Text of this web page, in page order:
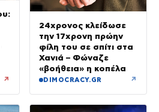
↗
24χρονος κλείδωσε
την 17χρονη πρώην
φίλη του σε σπίτι στα
Χανιά – Φώναζε
«βοήθεια» η κοπέλα
DIMOCRACY.GR ↗